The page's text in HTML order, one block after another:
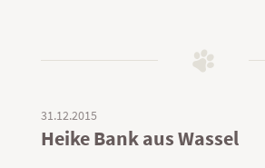
31.12.2015
Heike Bank aus Wassel